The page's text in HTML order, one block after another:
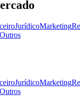
JurídicoMarketing
Outros
JurídicoMarketing
Outros